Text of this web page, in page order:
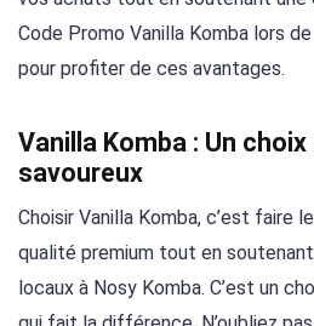
Code Promo Vanilla Komba lors
pour profiter de ces avantages.
Vanilla Komba : Un
savoureux
Choisir Vanilla Komba, c’est faire
qualité premium tout en
locaux à Nosy Komba. C’est un